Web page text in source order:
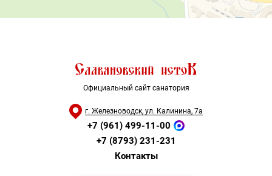
Официальный сайт санатория
г. Железноводск, ул. Калинина, 7а
+7 (961) 499-11-00
+7 (8793) 231-231
Контакты